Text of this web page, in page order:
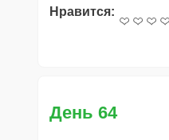
Нравится:
День 64